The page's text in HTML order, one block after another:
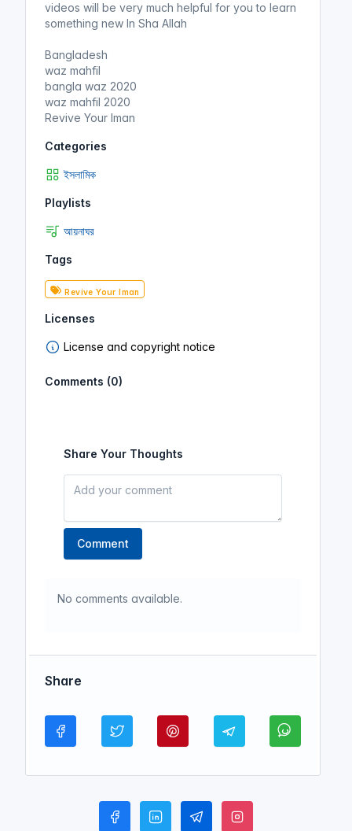
videos will be very much helpful for you to learn
something new In Sha Allah
Bangladesh
waz mahfil
bangla waz 2020
waz mahfil 2020
Revive Your Iman
Categories
ইসলামিক
Playlists
আয়নাঘর
Tags
Revive Your Iman
Licenses
License and copyright notice
Comments (0)
Share Your Thoughts
Comment
No comments available.
Share